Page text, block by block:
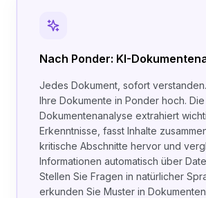
Nach Ponder: KI-
Jedes Dokument, sofort
Ihre Dokumente in Ponder hoch. Die
Dokumentenanalyse extrahiert
Erkenntnisse, fasst Inhalte
kritische Abschnitte hervor und
Informationen automatisch über
Stellen Sie Fragen in natürlicher
erkunden Sie Muster in